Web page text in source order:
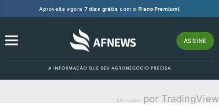
Aproveite agora 7 dias grátis com o Plano Premium!
ASSINE
Mercados por TradingView